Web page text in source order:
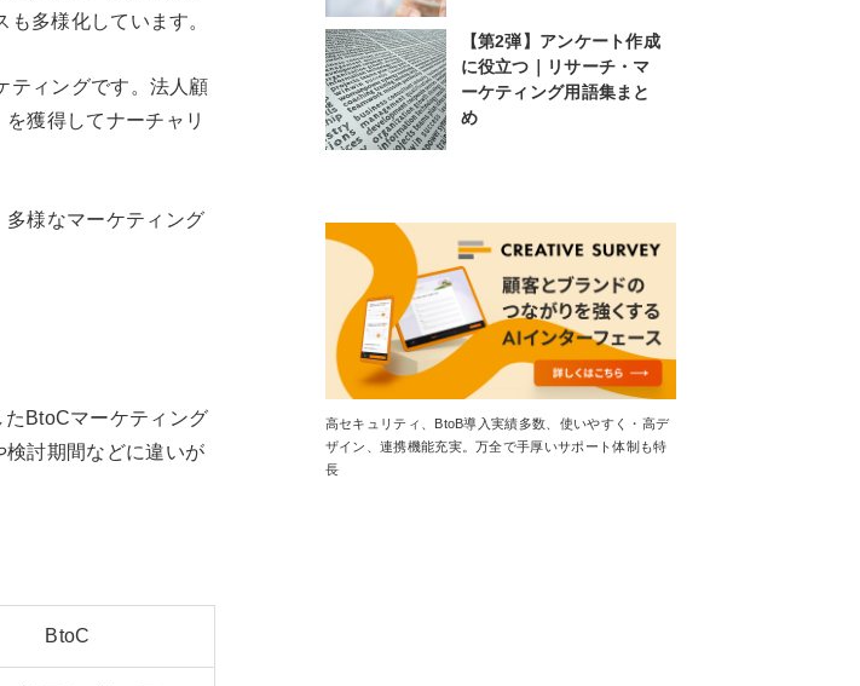
多様化しています。
ティングです。法人顧
獲得してナーチャリ
様なマーケティング
BtoCマーケティング
討期間などに違いが
BtoC
【第2弾】アンケート作成
に役立つ｜リサーチ・マ
ーケティング用語集まと
め
高セキュリティ、BtoB導入実績多数、使いやすく・高デ
ザイン、連携機能充実。万全で手厚いサポート体制も特
長